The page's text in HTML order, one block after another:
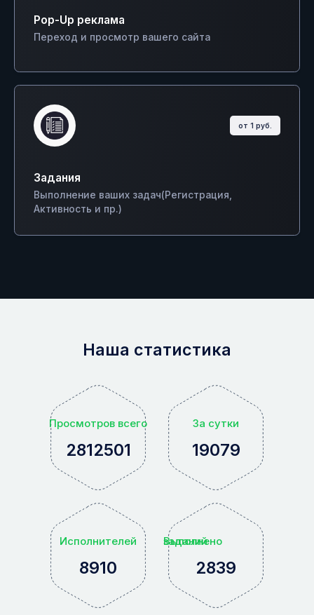
Pop-Up реклама
Переход и просмотр вашего сайта
от 1 руб.
Задания
Выполнение ваших задач(Регистрация,
Активность и пр.)
Наша статистика
Просмотров всего
2812501
За сутки
19079
Исполнителей
8910
Выполнено заданий
2839